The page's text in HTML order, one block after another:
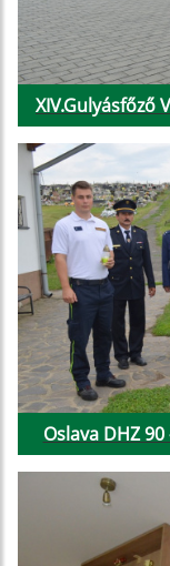
XIV.Gulyásfőző
Oslava DHZ